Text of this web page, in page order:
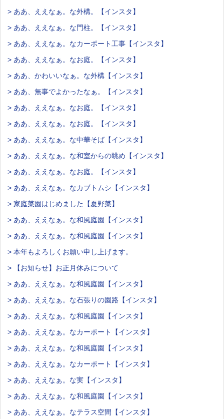
> ああ、ええなぁ。な外構。【インスタ】
> ああ、ええなぁ。な門柱。【インスタ】
> ああ、ええなぁ。なカーポート工事【インスタ】
> ああ、ええなぁ。なお庭。【インスタ】
> ああ、かわいいなぁ。な外構【インスタ】
> ああ、無事でよかったなぁ。【インスタ】
> ああ、ええなぁ。なお庭。【インスタ】
> ああ、ええなぁ。なお庭。【インスタ】
> ああ、ええなぁ。な中華そば【インスタ】
> ああ、ええなぁ。な和室からの眺め【インスタ】
> ああ、ええなぁ。なお庭。【インスタ】
> ああ、ええなぁ。なカブトムシ【インスタ】
> 家庭菜園はじめました【夏野菜】
> ああ、ええなぁ。な和風庭園【インスタ】
> ああ、ええなぁ。な和風庭園【インスタ】
> 本年もよろしくお願い申し上げます。
> 【お知らせ】お正月休みについて
> ああ、ええなぁ。な和風庭園【インスタ】
> ああ、ええなぁ。な石張りの園路【インスタ】
> ああ、ええなぁ。な和風庭園【インスタ】
> ああ、ええなぁ。なカーポート【インスタ】
> ああ、ええなぁ。な和風庭園【インスタ】
> ああ、ええなぁ。なカーポート【インスタ】
> ああ、ええなぁ。な実【インスタ】
> ああ、ええなぁ。な和風庭園【インスタ】
> ああ、ええなぁ。なテラス空間【インスタ】